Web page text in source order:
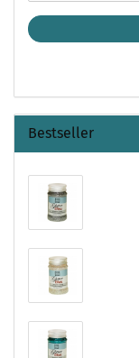
ANMELDUNG
Bestseller